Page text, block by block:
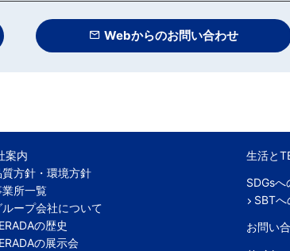
Webからのお問い合わせ
案内
質方針・環境方針
業所一覧
ループ会社について
の歴史
の展示会
生活と
SDGs
SBT
お問い